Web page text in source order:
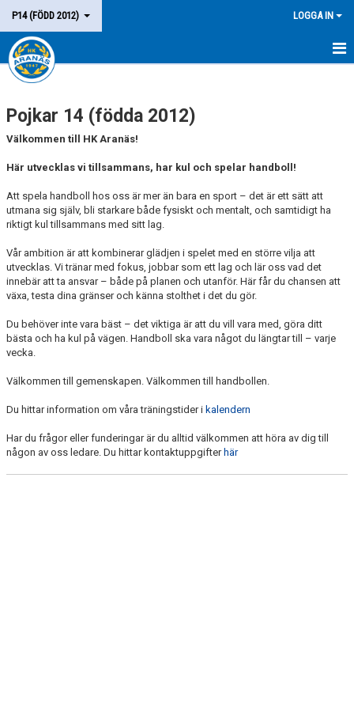
P14 (FÖDD 2012) LOGGA IN
HEM
LAGET
KONTAKT
Pojkar 14 (födda 2012)
Välkommen till HK Aranäs!
Här utvecklas vi tillsammans, har kul och spelar handboll!
Att spela handboll hos oss är mer än bara en sport – det är ett sätt att
utmana sig själv, bli starkare både fysiskt och mentalt, och samtidigt ha
riktigt kul tillsammans med sitt lag.
Vår ambition är att kombinerar glädjen i spelet med en större vilja att
utvecklas. Vi tränar med fokus, jobbar som ett lag och lär oss vad det
innebär att ta ansvar – både på planen och utanför. Här får du chansen att
växa, testa dina gränser och känna stolthet i det du gör.
Du behöver inte vara bäst – det viktiga är att du vill vara med, göra ditt
bästa och ha kul på vägen. Handboll ska vara något du längtar till – varje
vecka.
Välkommen till gemenskapen. Välkommen till handbollen.
Du hittar information om våra träningstider i kalendern
Har du frågor eller funderingar är du alltid välkommen att höra av dig till
någon av oss ledare. Du hittar kontaktuppgifter här